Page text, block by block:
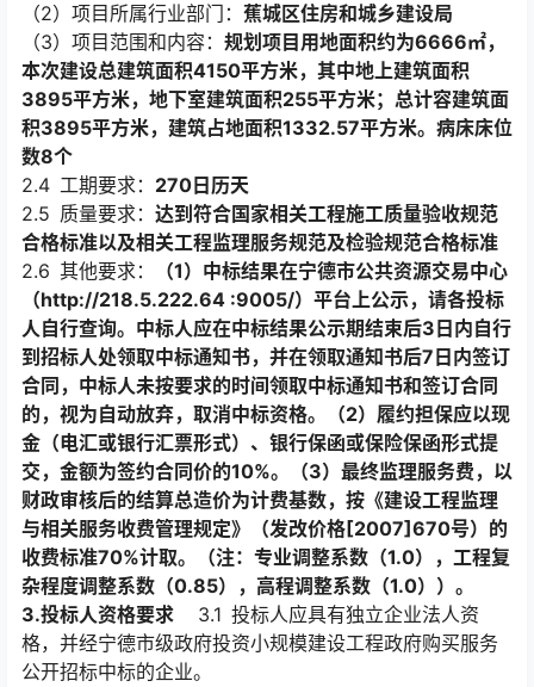
（2）项目所属行业部门： 蕉城区住房和城乡建设局
（3）项目范围和内容： 规划项目用地面积约为6666㎡，
本次建设总建筑面积4150平方米，其中地上建筑面积
3895平方米，地下室建筑面积255平方米；总计容建筑面
积3895平方米，建筑占地面积1332.57平方米。病床床位
数8个
2.4 工期要求： 270日历天
2.5 质量要求： 达到符合国家相关工程施工质量验收规范
合格标准以及相关工程监理服务规范及检验规范合格标准
2.6 其他要求：
（1）中标结果在宁德市公共资源交易中心
（http://218.5.222.64 :9005/）平台上公示，请各投标
人自行查询。中标人应在中标结果公示期结束后3日内自行
到招标人处领取中标通知书，并在领取通知书后7日内签订
合同，中标人未按要求的时间领取中标通知书和签订合同
的，视为自动放弃，取消中标资格。（2）履约担保应以现
金（电汇或银行汇票形式）、银行保函或保险保函形式提
交，金额为签约合同价的10%。（3）最终监理服务费，以
财政审核后的结算总造价为计费基数，按《建设工程监理
与相关服务收费管理规定》（发改价格[2007]670号）的
收费标准70%计取。（注：专业调整系数（1.0），工程复
杂程度调整系数（0.85），高程调整系数（1.0））。
3.投标人资格要求 3.1 投标人应具有独立企业法人资
格，并经宁德市级政府投资小规模建设工程政府购买服务
公开招标中标的企业。